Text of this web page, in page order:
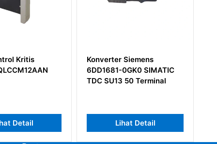
Siemens
0GK0 SIMATIC
Lihat Detail
Konverter Siemens
6DD1606-3AC0 SIMATIC
TDC SU13 50 Terminal
Lihat Detail